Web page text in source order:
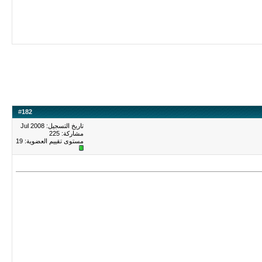
#182
تاريخ التسجيل: Jul 2008
مشاركة: 225
مستوى تقييم العضوية: 19